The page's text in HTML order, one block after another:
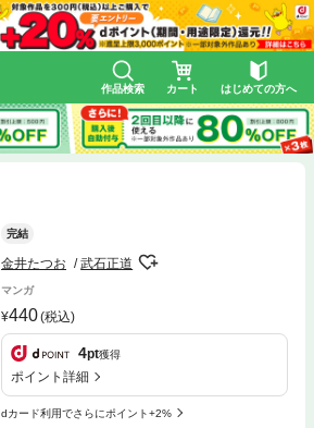
作品検索 カート はじめての方へ
完結
金井たつお 武石正道
マンガ
440(税込)
4pt獲得
ポイント詳細
dカード利用でさらにポイント+2%